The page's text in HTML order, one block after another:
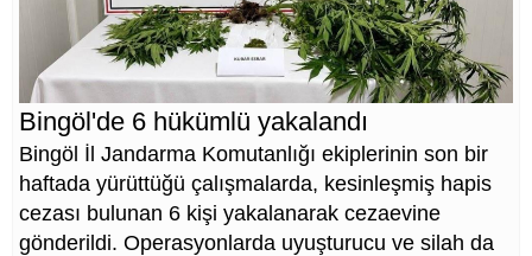
Bingöl'de 6 hükümlü yakalandı
Bingöl İl Jandarma Komutanlığı ekiplerinin son bir
haftada yürüttüğü çalışmalarda, kesinleşmiş hapis
cezası bulunan 6 kişi yakalanarak cezaevine
gönderildi. Operasyonlarda uyuşturucu ve silah da